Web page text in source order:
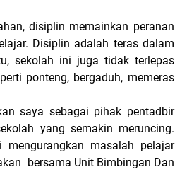
disiplin memainkan peranan
Disiplin adalah teras dalam
sekolah ini juga tidak terlepas
ponteng, bergaduh, memeras
saya sebagai pihak pentadbir
yang semakin meruncing.
masalah pelajar
bersama Unit Bimbingan Dan